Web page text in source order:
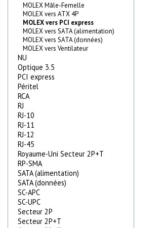
MOLEX Mâle-Femelle
MOLEX vers ATX 4P
MOLEX vers PCI express
MOLEX vers SATA (alimentation)
MOLEX vers SATA (données)
MOLEX vers Ventilateur
NU
Optique 3.5
PCI express
Péritel
RCA
RJ
RJ-10
RJ-11
RJ-12
RJ-45
Royaume-Uni Secteur 2P+T
RP-SMA
SATA (alimentation)
SATA (données)
SC-APC
SC-UPC
Secteur 2P
Secteur 2P+T